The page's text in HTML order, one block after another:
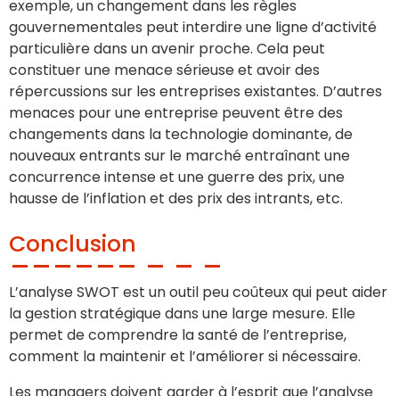
exemple, un changement dans les règles
gouvernementales peut interdire une ligne d’activité
particulière dans un avenir proche. Cela peut
constituer une menace sérieuse et avoir des
répercussions sur les entreprises existantes. D’autres
menaces pour une entreprise peuvent être des
changements dans la technologie dominante, de
nouveaux entrants sur le marché entraînant une
concurrence intense et une guerre des prix, une
hausse de l’inflation et des prix des intrants, etc.
Conclusion
L’analyse SWOT est un outil peu coûteux qui peut aider
la gestion stratégique dans une large mesure. Elle
permet de comprendre la santé de l’entreprise,
comment la maintenir et l’améliorer si nécessaire.